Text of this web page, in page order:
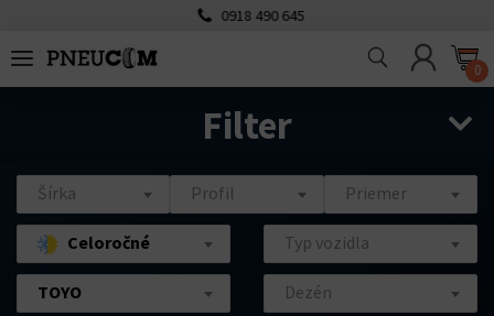
0918 490 645
0
Filter
Šírka Profil Priemer
Celoročné Typ vozidla
TOYO
Dezén